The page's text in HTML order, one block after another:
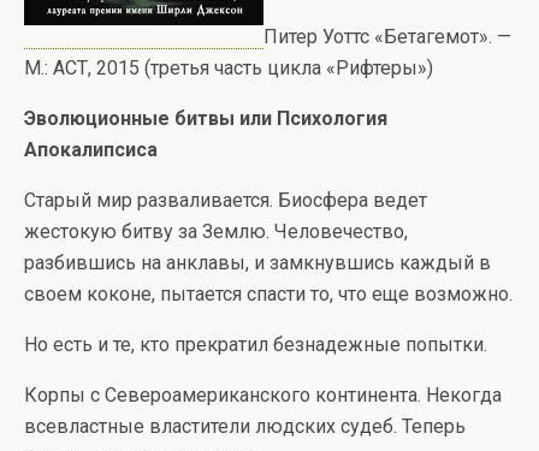
Питер Уоттс «Бетагемот». —
М.: АСТ, 2015 (третья часть цикла «Рифтеры»)
Эволюционные битвы или Психология
Апокалипсиса
Старый мир разваливается. Биосфера ведет
жестокую битву за Землю. Человечество,
разбившись на анклавы, и замкнувшись каждый в
своем коконе, пытается спасти то, что еще возможно.
Но есть и те, кто прекратил безнадежные попытки.
Корпы с Североамериканского континента. Некогда
всевластные властители людских судеб. Теперь